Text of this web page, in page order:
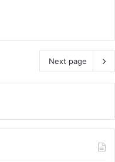
Next page